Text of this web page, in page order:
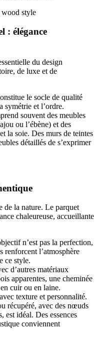
: élégance
du design
de luxe et de
le socle de qualité
symétrie et l’ordre.
souvent des meubles
ou l’ébène) et des
la soie. Des murs de teintes
détaillés de s’exprimer
de la nature. Le parquet
chaleureuse, accueillante
n’est pas la perfection,
renforcent l’atmosphère
ce style.
d’autres matériaux
apparentes, une cheminée
cuir ou en laine.
texture et personnalité.
récupéré, avec des nœuds
est idéal. Des essences
conviennent